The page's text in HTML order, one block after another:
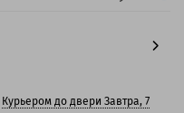
Курьером до двери Завтра, 7